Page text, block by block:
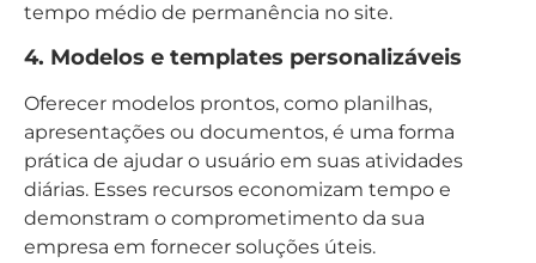
tempo médio de permanência no site.
4. Modelos e templates personalizáveis
Oferecer modelos prontos, como planilhas,
apresentações ou documentos, é uma forma
prática de ajudar o usuário em suas atividades
diárias. Esses recursos economizam tempo e
demonstram o comprometimento da sua
empresa em fornecer soluções úteis.